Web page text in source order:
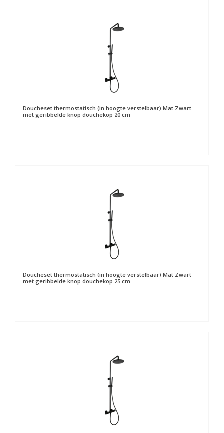
Doucheset thermostatisch (in hoogte verstelbaar) Mat Zwart
met geribbelde knop douchekop 20 cm
Doucheset thermostatisch (in hoogte verstelbaar) Mat Zwart
met geribbelde knop douchekop 25 cm